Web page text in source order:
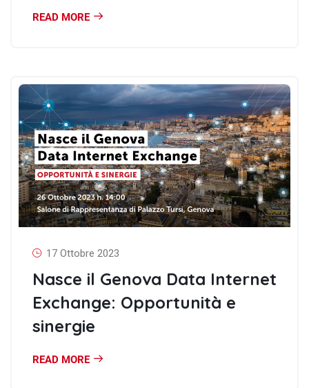
READ MORE
17 Ottobre 2023
Nasce il Genova Data Internet
Exchange: Opportunità e
sinergie
READ MORE